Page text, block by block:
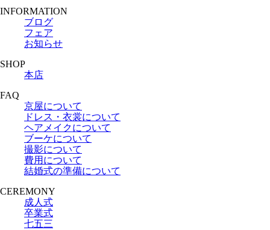
INFORMATION
ブログ
フェア
お知らせ
SHOP
本店
FAQ
京屋について
ドレス・衣裳について
ヘアメイクについて
ブーケについて
撮影について
費用について
結婚式の準備について
CEREMONY
成人式
卒業式
七五三